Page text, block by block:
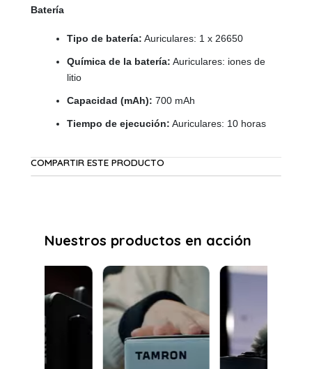
Batería
Tipo de batería: Auriculares: 1 x 26650
Química de la batería: Auriculares: iones de
litio
Capacidad (mAh): 700 mAh
Tiempo de ejecución: Auriculares: 10 horas
COMPARTIR ESTE PRODUCTO